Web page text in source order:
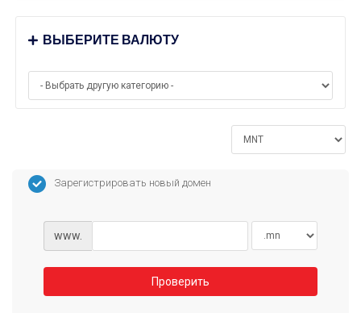
ВЫБЕРИТЕ ВАЛЮТУ
Зарегистрировать новый домен
www.
Проверить